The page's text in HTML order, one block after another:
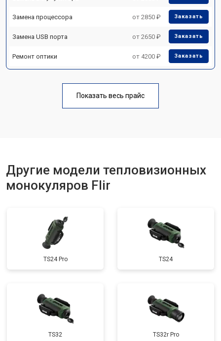
Замена процессора от 2850 ₽ Заказать
Замена USB порта от 2650 ₽ Заказать
Ремонт оптики от 4200 ₽ Заказать
Показать весь прайс
Другие модели тепловизионных
монокуляров Flir
TS24 Pro TS24
TS32 TS32r Pro